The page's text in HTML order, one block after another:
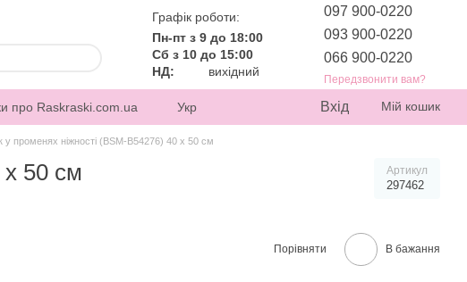
Графік роботи:
Пн-пт з 9 до 18:00
Сб з 10 до 15:00
НД:
вихідний
097 900-0220
093 900-0220
066 900-0220
Передзвонити вам?
про Raskraski.com.ua Укр Вхід Мій кошик
променях ніжності (BSM-B54276) 40 х 50 см
50 см Артикул
297462
Порівняти В бажання